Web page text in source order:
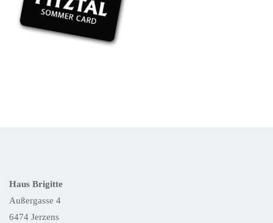
Haus Brigitte
Außergasse 4
6474 Jerzens